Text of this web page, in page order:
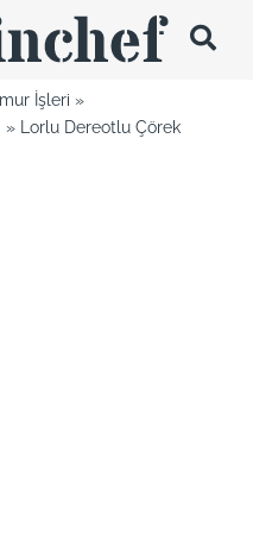
İşleri
Lorlu Dereotlu Çörek